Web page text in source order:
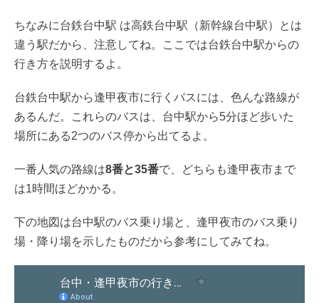
ちなみに台鉄台中駅 は高鉄台中駅（新幹線台中駅）とは
違う駅だから、注意してね。ここでは台鉄台中駅からの
行き方を説明するよ。
台鉄台中駅から逢甲夜市に行くバスには、色んな路線が
あるんだ。これらのバスは、台中駅から5分ほど歩いた
場所にある2つのバス停から出てるよ。
一番人気の路線は8番と35番で、どちらも逢甲夜市まで
は1時間ほどかかる。
下の地図は台中駅のバス乗り場と、逢甲夜市のバス乗り
場・降り場を示したものだから参考にしてみてね。